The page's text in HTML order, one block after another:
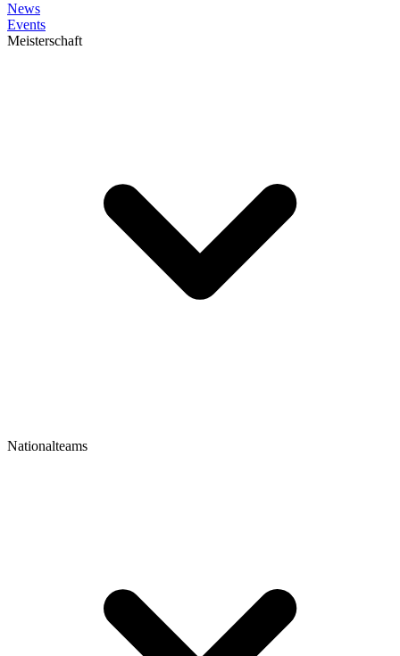
News
Events
Meisterschaft
Nationalteams